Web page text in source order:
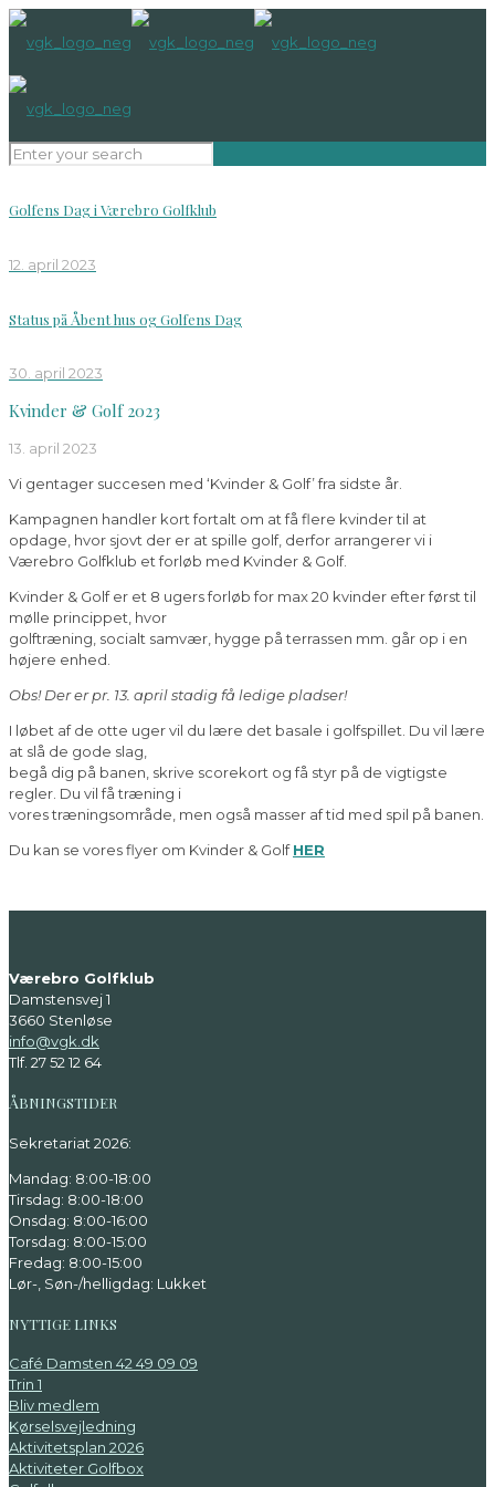
Golfens Dag i Værebro Golfklub
12. april 2023
Status på Åbent hus og Golfens Dag
30. april 2023
Kvinder & Golf 2023
13. april 2023
Vi gentager succesen med ‘Kvinder & Golf’ fra sidste år.
Kampagnen handler kort fortalt om at få flere kvinder til at
opdage, hvor sjovt der er at spille golf, derfor arrangerer vi i
Værebro Golfklub et forløb med Kvinder & Golf.
Kvinder & Golf er et 8 ugers forløb for max 20 kvinder efter først til
mølle princippet, hvor
golftræning, socialt samvær, hygge på terrassen mm. går op i en
højere enhed.
Obs! Der er pr. 13. april stadig få ledige pladser!
I løbet af de otte uger vil du lære det basale i golfspillet. Du vil lære
at slå de gode slag,
begå dig på banen, skrive scorekort og få styr på de vigtigste
regler. Du vil få træning i
vores træningsområde, men også masser af tid med spil på banen.
Du kan se vores flyer om Kvinder & GolfHER
Værebro Golfklub
Damstensvej 1
3660 Stenløse
info@vgk.dk
Tlf. 27 52 12 64
ÅBNINGSTIDER
Sekretariat 2026:
Mandag: 8:00-18:00
Tirsdag: 8:00-18:00
Onsdag: 8:00-16:00
Torsdag: 8:00-15:00
Fredag: 8:00-15:00
Lør-, Søn-/helligdag: Lukket
NYTTIGE LINKS
Café Damsten 42 49 09 09
Trin 1
Bliv medlem
Kørselsvejledning
Aktivitetsplan 2026
Aktiviteter Golfbox